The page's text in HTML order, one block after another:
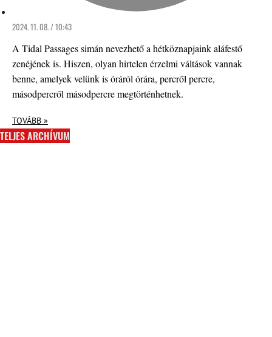
2024. 11. 08. / 10:43
A Tidal Passages simán nevezhető a hétköznapjaink aláfestő
zenéjének is. Hiszen, olyan hirtelen érzelmi váltások vannak
benne, amelyek velünk is óráról órára, percről percre,
másodpercről másodpercre megtörténhetnek.
TOVÁBB »
TELJES ARCHÍVUM